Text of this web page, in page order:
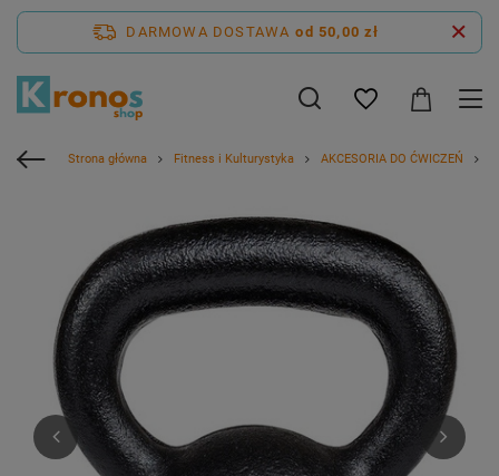
DARMOWA DOSTAWA od 50,00 zł
Strona główna Fitness i Kulturystyka AKCESORIA DO ĆWICZEŃ